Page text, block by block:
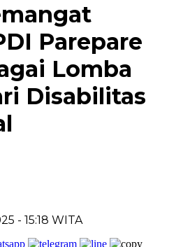
Parepare
Lomba
Disabilitas
- 15:18 WITA